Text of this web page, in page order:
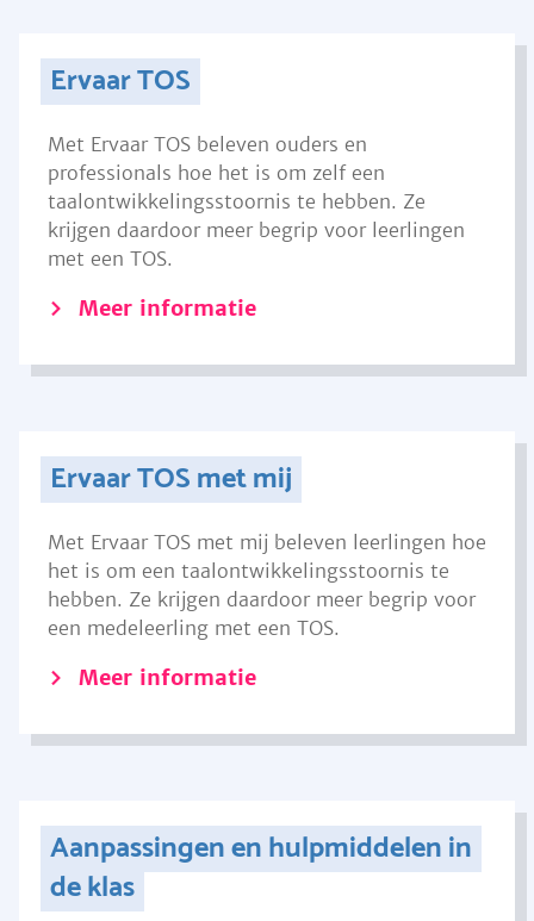
Ervaar TOS
Met Ervaar TOS beleven ouders en
professionals hoe het is om zelf een
taalontwikkelingsstoornis te hebben. Ze
krijgen daardoor meer begrip voor leerlingen
met een TOS.
Meer informatie
Ervaar TOS met mij
Met Ervaar TOS met mij beleven leerlingen hoe
het is om een taalontwikkelingsstoornis te
hebben. Ze krijgen daardoor meer begrip voor
een medeleerling met een TOS.
Meer informatie
Aanpassingen en hulpmiddelen in
de klas